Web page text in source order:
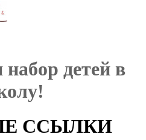
детей в
ССЫЛКИ